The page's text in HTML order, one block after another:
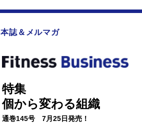
本誌＆メルマガ
特集
個から変わる組織
通巻145号 7月25日発売！